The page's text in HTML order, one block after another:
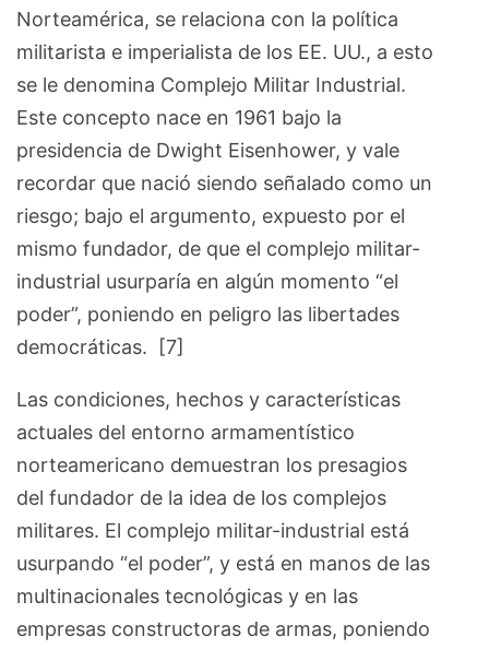
Norteamérica, se relaciona con la política
militarista e imperialista de los EE. UU., a esto
se le denomina Complejo Militar Industrial.
Este concepto nace en 1961 bajo la
presidencia de Dwight Eisenhower, y vale
recordar que nació siendo señalado como un
riesgo; bajo el argumento, expuesto por el
mismo fundador, de que el complejo militar-
industrial usurparía en algún momento “el
poder”, poniendo en peligro las libertades
democráticas. [7]
Las condiciones, hechos y características
actuales del entorno armamentístico
norteamericano demuestran los presagios
del fundador de la idea de los complejos
militares. El complejo militar-industrial está
usurpando “el poder”, y está en manos de las
multinacionales tecnológicas y en las
empresas constructoras de armas, poniendo